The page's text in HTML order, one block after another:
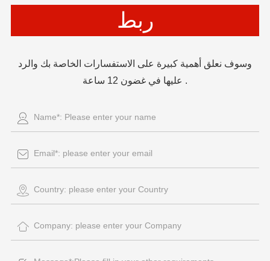
ربط
وسوف نعلق أهمية كبيرة على الاستفسارات الخاصة بك والرد
عليها في غضون 12 ساعة .